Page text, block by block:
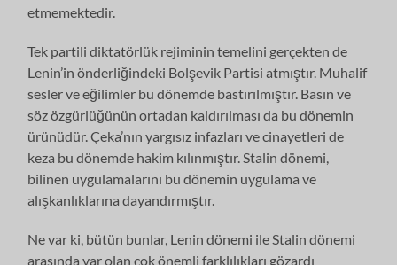
etmemektedir.
Tek partili diktatörlük rejiminin temelini gerçekten de
Lenin’in önderliğindeki Bolşevik Partisi atmıştır. Muhalif
sesler ve eğilimler bu dönemde bastırılmıştır. Basın ve
söz özgürlüğünün ortadan kaldırılması da bu dönemin
ürünüdür. Çeka’nın yargısız infazları ve cinayetleri de
keza bu dönemde hakim kılınmıştır. Stalin dönemi,
bilinen uygulamalarını bu dönemin uygulama ve
alışkanlıklarına dayandırmıştır.
Ne var ki, bütün bunlar, Lenin dönemi ile Stalin dönemi
arasında var olan çok önemli farklılıkları gözardı